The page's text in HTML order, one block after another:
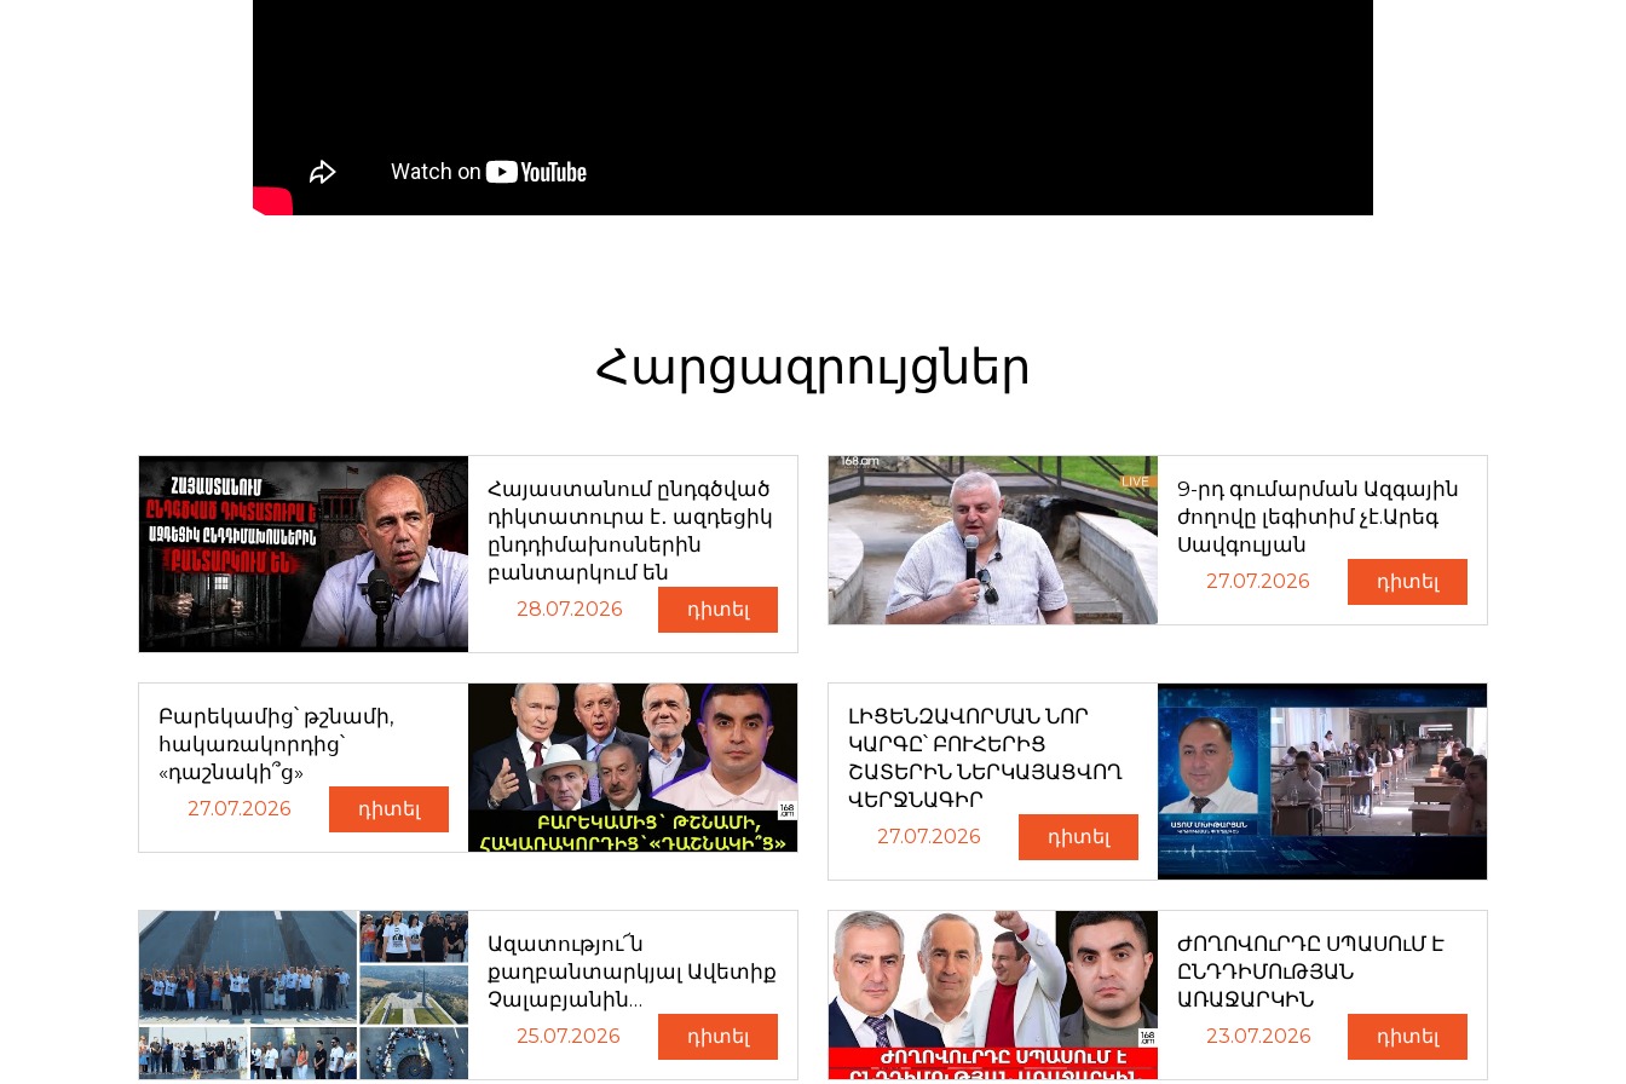
Հարցազրույցներ
Հայաստանում ընդգծված
դիկտատուրա է․ ազդեցիկ
ընդդիմախոսներին
բանտարկում են
28.07.2026 դիտել
9-րդ գումարման Ազգային
ժողովը լեգիտիմ չէ.Արեգ
Սավգուլյան
27.07.2026 դիտել
Բարեկամից՝ թշնամի,
հակառակորդից՝
«դաշնակի՞ց»
27.07.2026 դիտել
ԼԻՑԵՆԶԱՎՈՐՄԱՆ ՆՈՐ
ԿԱՐԳԸ՝ ԲՈՒՀԵՐԻՑ
ՇԱՏԵՐԻՆ ՆԵՐԿԱՅԱՑՎՈՂ
ՎԵՐՋՆԱԳԻՐ
27.07.2026 դիտել
Ազատությու՜ն
քաղբանտարկյալ Ավետիք
Չալաբյանին…
25.07.2026 դիտել
ԺՈՂՈՎՈւՐԴԸ ՍՊԱՍՈւՄ Է
ԸՆԴԴԻՄՈւԹՅԱՆ
ԱՌԱՋԱՐԿԻՆ
23.07.2026 դիտել